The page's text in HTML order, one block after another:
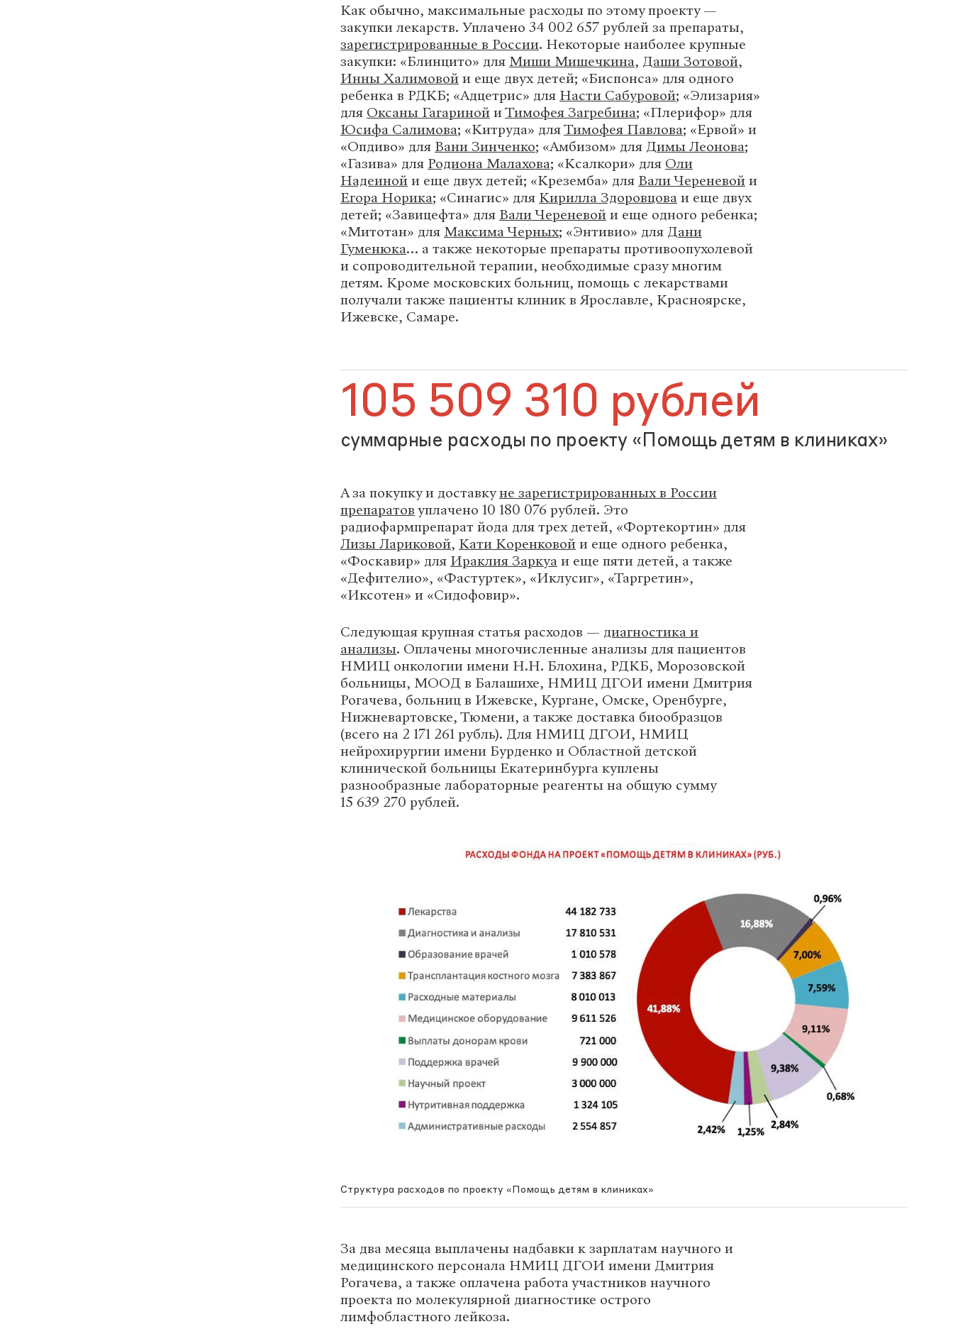
Как обычно, максимальные расходы по этому проекту —
закупки лекарств. Уплачено 34 002 657 рублей за препараты,
зарегистрированные в России. Некоторые наиболее крупные
закупки: «Блинцито» для Миши Мишечкина, Даши Зотовой,
Инны Халимовойи еще двух детей; «Биспонса» для одного
ребенка в РДКБ; «Адцетрис» для Насти Сабуровой; «Элизария»
для Оксаны ГагаринойиТимофея Загребина; «Плерифор» для
Юсифа Салимова; «Китруда» дляТимофея Павлова; «Ервой» и
«Опдиво» для Вани Зинченко; «Амбизом» для Димы Леонова;
«Газива» для Родиона Малахова; «Ксалкори» для Оли
Надеинойи еще двух детей; «Креземба» для Вали Череневойи
Егора Норика; «Синагис» для Кирилла Здоровцоваи еще двух
детей; «Завицефта» для Вали Череневойи еще одного ребенка;
«Митотан» для Максима Черных; «Энтивио» для Дани
Гуменюка… а также некоторые препараты противоопухолевой
и сопроводительной терапии, необходимые сразу многим
детям. Кроме московских больниц, помощь с лекарствами
получали также пациенты клиник в Ярославле, Красноярске,
Ижевске, Самаре.
105 509 310 рублей
суммарные расходы по проекту «Помощь детям в клиниках»
А за покупку и доставкуне зарегистрированных в России
препаратовуплачено 10 180 076 рублей. Это
радиофармпрепарат йода для трех детей, «Фортекортин» для
Лизы Лариковой, Кати Коренковойи еще одного ребенка,
«Фоскавир» для Ираклия Заркуаи еще пяти детей, а также
«Дефителио», «Фастуртек», «Иклусиг», «Таргретин»,
«Иксотен» и «Сидофовир».
Следующая крупная статья расходов — диагностика и
анализы. Оплачены многочисленные анализы для пациентов
НМИЦ онкологии имени Н.Н. Блохина, РДКБ, Морозовской
больницы, МООД в Балашихе, НМИЦ ДГОИ имени Дмитрия
Рогачева, больниц в Ижевске, Кургане, Омске, Оренбурге,
Нижневартовске, Тюмени, а также доставка биообразцов
(всего на 2 171 261 рубль). Для НМИЦ ДГОИ, НМИЦ
нейрохирургии имени Бурденко и Областной детской
клинической больницы Екатеринбурга куплены
разнообразные лабораторные реагенты на общую сумму
15 639 270 рублей.
Структура расходов по проекту «Помощь детям в клиниках»
За два месяца выплачены надбавки к зарплатам научного и
медицинского персонала НМИЦ ДГОИ имени Дмитрия
Рогачева, а также оплачена работа участников научного
проекта по молекулярной диагностике острого
лимфобластного лейкоза.